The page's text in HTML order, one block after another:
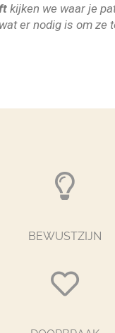
kijken we waar je
er nodig is om ze
BEWUSTZIJN